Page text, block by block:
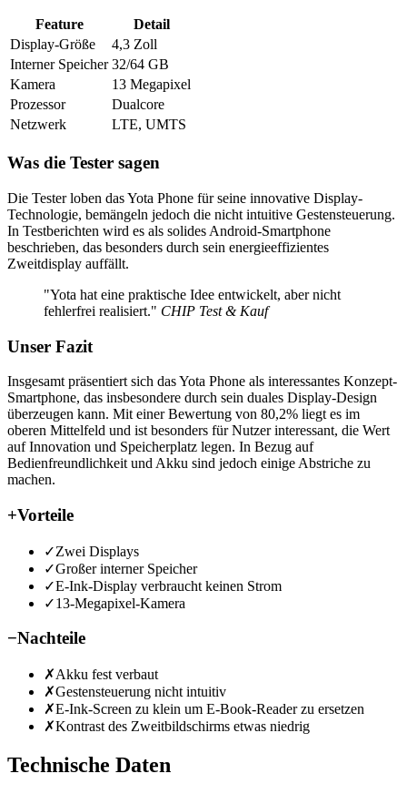
Feature
Detail
Display-Größe
4,3 Zoll
Interner Speicher 32/64 GB
Kamera
13 Megapixel
Prozessor
Dualcore
Netzwerk
LTE, UMTS
Was die Tester sagen
Die Tester loben das Yota Phone für seine innovative Display-
Technologie, bemängeln jedoch die nicht intuitive Gestensteuerung.
In Testberichten wird es als solides Android-Smartphone
beschrieben, das besonders durch sein energieeffizientes
Zweitdisplay auffällt.
"Yota hat eine praktische Idee entwickelt, aber nicht
fehlerfrei realisiert." CHIP Test & Kauf
Unser Fazit
Insgesamt präsentiert sich das Yota Phone als interessantes Konzept-
Smartphone, das insbesondere durch sein duales Display-Design
überzeugen kann. Mit einer Bewertung von 80,2% liegt es im
oberen Mittelfeld und ist besonders für Nutzer interessant, die Wert
auf Innovation und Speicherplatz legen. In Bezug auf
Bedienfreundlichkeit und Akku sind jedoch einige Abstriche zu
machen.
+Vorteile
✓Zwei Displays
✓Großer interner Speicher
✓E-Ink-Display verbraucht keinen Strom
✓13-Megapixel-Kamera
−Nachteile
✗Akku fest verbaut
✗Gestensteuerung nicht intuitiv
✗E-Ink-Screen zu klein um E-Book-Reader zu ersetzen
✗Kontrast des Zweitbildschirms etwas niedrig
Technische Daten